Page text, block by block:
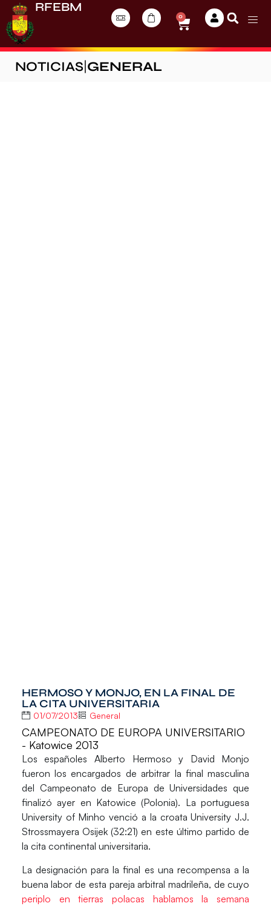
RFEBM
0
NOTICIAS GENERAL
HERMOSO Y MONJO, EN LA FINAL DE
LA CITA UNIVERSITARIA
01/07/2013 General
CAMPEONATO DE EUROPA UNIVERSITARIO
- Katowice 2013
Los españoles Alberto Hermoso y David Monjo
fueron los encargados de arbitrar la final masculina
del Campeonato de Europa de Universidades que
finalizó ayer en Katowice (Polonia). La portuguesa
University of Minho venció a la croata University J.J.
Strossmayera Osijek (32:21) en este último partido de
la cita continental universitaria.
La designación para la final es una recompensa a la
buena labor de esta pareja arbitral madrileña, de cuyo
periplo en tierras polacas hablamos la semana